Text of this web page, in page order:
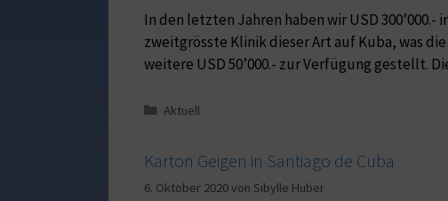
In den letzten Jahren haben wir USD
zweitgrösste Klinik dieser Art auf Kuba, was
weitere USD 50’000.- zur Verfügung gestellt.
Aktuell
Karton Geigen in Santiago de Cuba
6. Oktober 2020von Sibylle Huber